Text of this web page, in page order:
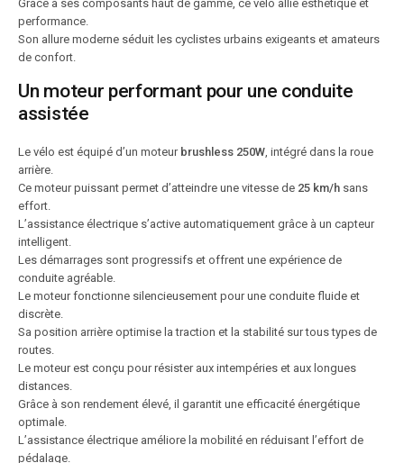
Grâce à ses composants haut de gamme, ce vélo allie esthétique et
performance.
Son allure moderne séduit les cyclistes urbains exigeants et amateurs
de confort.
Un moteur performant pour une conduite
assistée
Le vélo est équipé d’un moteur brushless 250W, intégré dans la roue
arrière.
Ce moteur puissant permet d’atteindre une vitesse de 25 km/h sans
effort.
L’assistance électrique s’active automatiquement grâce à un capteur
intelligent.
Les démarrages sont progressifs et offrent une expérience de
conduite agréable.
Le moteur fonctionne silencieusement pour une conduite fluide et
discrète.
Sa position arrière optimise la traction et la stabilité sur tous types de
routes.
Le moteur est conçu pour résister aux intempéries et aux longues
distances.
Grâce à son rendement élevé, il garantit une efficacité énergétique
optimale.
L’assistance électrique améliore la mobilité en réduisant l’effort de
pédalage.